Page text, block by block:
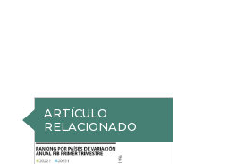
ARTÍCULO
RELACIONADO